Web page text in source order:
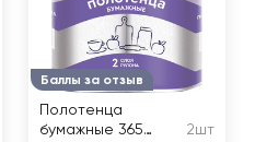
Баллы за отзыв
Полотенца
бумажные 365
2шт